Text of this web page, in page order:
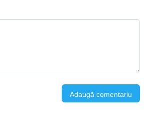
Adaugă comentariu